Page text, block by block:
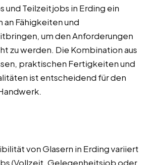
und Teilzeitjobs in Erding ein
Fähigkeiten und
um den Anforderungen
zu werden. Die Kombination aus
praktischen Fertigkeiten und
ist entscheidend für den
von Glasern in Erding variiert
(Vollzeit, Gelegenheitsjob oder